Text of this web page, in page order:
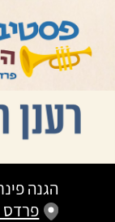
הגנה
פרדס